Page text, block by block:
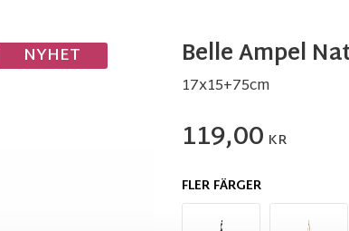
Belle Ampel
17x15+75cm
NYHET
119,00 KR
FLER FÄRGER